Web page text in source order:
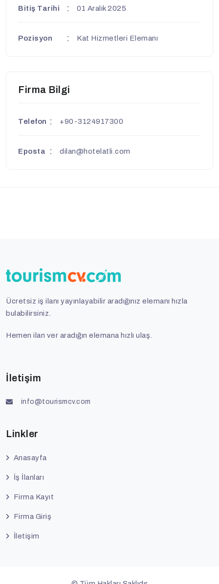
Bitiş Tarihi 01 Aralık 2025
Pozisyon Kat Hizmetleri Elemanı
Firma Bilgi
Telefon +90-3124917300
Eposta dilan@hotelatli.com
Ücretsiz iş ilanı yayınlayabilir aradığınız elemanı hızla
bulabilirsiniz.
Hemen ilan ver aradığın elemana hızlı ulaş.
İletişim
info@tourismcv.com
Linkler
Anasayfa
İş İlanları
Firma Kayıt
Firma Giriş
İletişim